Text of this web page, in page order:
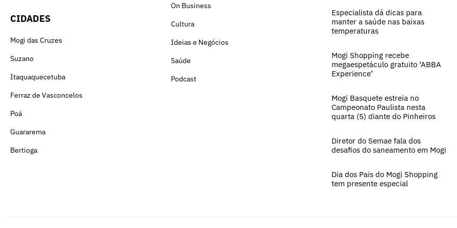
CIDADES
Mogi das Cruzes
Suzano
Itaquaquecetuba
Ferraz de Vasconcelos
Poá
Guararema
Bertioga
On Business
Cultura
Ideias e Negócios
Saúde
Podcast
Especialista dá dicas para
manter a saúde nas baixas
temperaturas
Mogi Shopping recebe
megaespetáculo gratuito ‘ABBA
Experience’
Mogi Basquete estreia no
Campeonato Paulista nesta
quarta (5) diante do Pinheiros
Diretor do Semae fala dos
desafios do saneamento em Mogi
Dia dos Pais do Mogi Shopping
tem presente especial